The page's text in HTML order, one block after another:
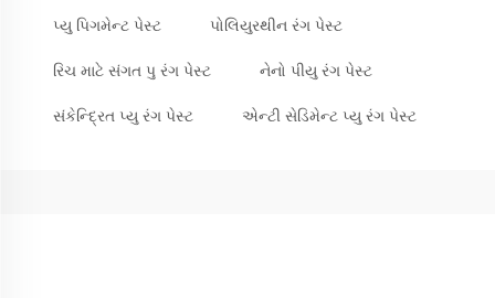
પ્યુ પિગમેન્ટ પેસ્ટ પોલિયુરથીન રંગ પેસ્ટ
રિચ માટે સંગત પુ રંગ પેસ્ટ નેનો પીયુ રંગ પેસ્ટ
સંકેન્દ્રિત પ્યુ રંગ પેસ્ટ એન્ટી સેડિમેન્ટ પ્યુ રંગ પેસ્ટ